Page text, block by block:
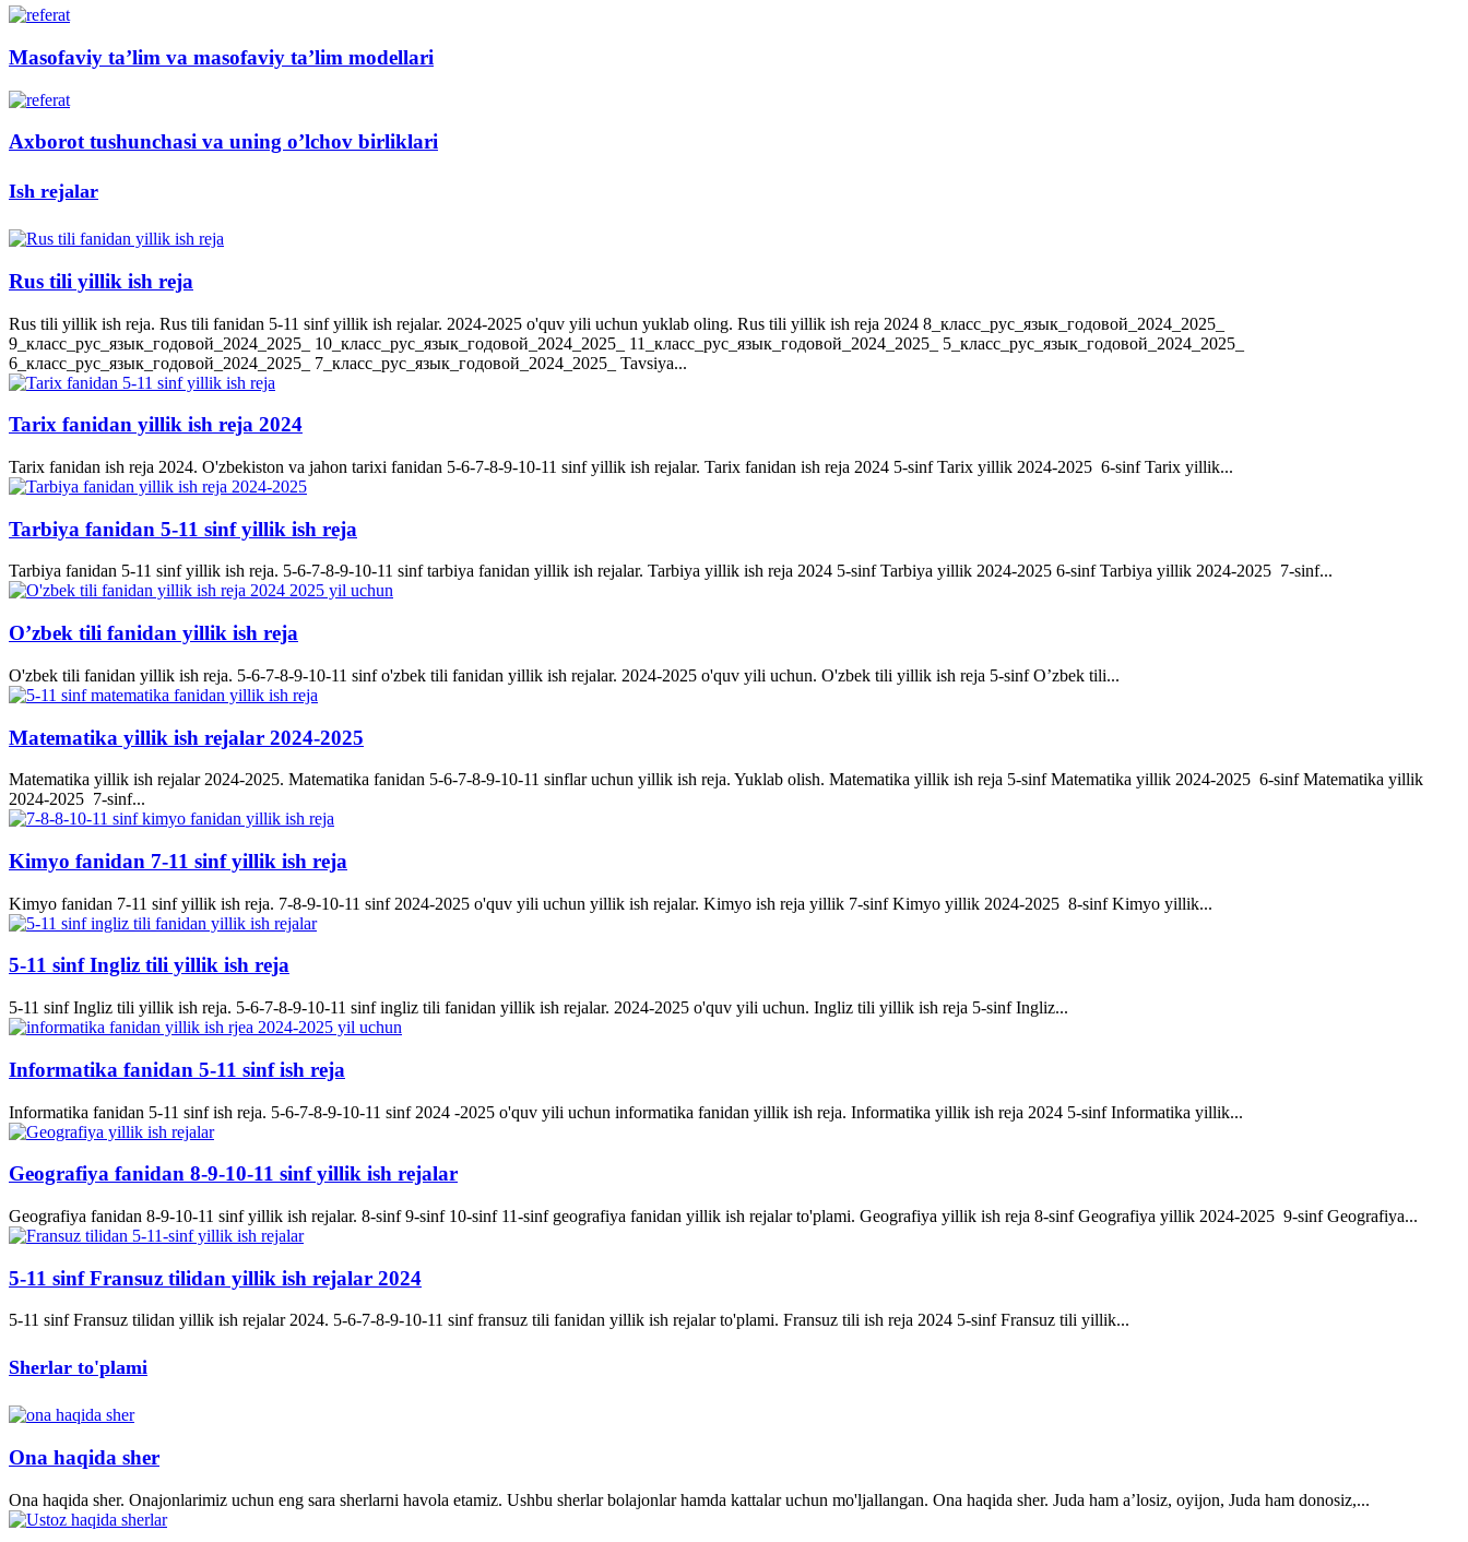
Masofaviy ta’lim va masofaviy ta’lim modellari
Axborot tushunchasi va uning o’lchov birliklari
Ish rejalar
Rus tili yillik ish reja
Rus tili yillik ish reja. Rus tili fanidan 5-11 sinf yillik ish rejalar. 2024-2025 o'quv yili uchun yuklab oling. Rus tili yillik ish reja 2024 8_класс_рус_язык_годовой_2024_2025_
9_класс_рус_язык_годовой_2024_2025_ 10_класс_рус_язык_годовой_2024_2025_ 11_класс_рус_язык_годовой_2024_2025_ 5_класс_рус_язык_годовой_2024_2025_
6_класс_рус_язык_годовой_2024_2025_ 7_класс_рус_язык_годовой_2024_2025_ Tavsiya...
Tarix fanidan yillik ish reja 2024
Tarix fanidan ish reja 2024. O'zbekiston va jahon tarixi fanidan 5-6-7-8-9-10-11 sinf yillik ish rejalar. Tarix fanidan ish reja 2024 5-sinf Tarix yillik 2024-2025 6-sinf Tarix yillik...
Tarbiya fanidan 5-11 sinf yillik ish reja
Tarbiya fanidan 5-11 sinf yillik ish reja. 5-6-7-8-9-10-11 sinf tarbiya fanidan yillik ish rejalar. Tarbiya yillik ish reja 2024 5-sinf Tarbiya yillik 2024-2025 6-sinf Tarbiya yillik 2024-2025 7-sinf...
O’zbek tili fanidan yillik ish reja
O'zbek tili fanidan yillik ish reja. 5-6-7-8-9-10-11 sinf o'zbek tili fanidan yillik ish rejalar. 2024-2025 o'quv yili uchun. O'zbek tili yillik ish reja 5-sinf O’zbek tili...
Matematika yillik ish rejalar 2024-2025
Matematika yillik ish rejalar 2024-2025. Matematika fanidan 5-6-7-8-9-10-11 sinflar uchun yillik ish reja. Yuklab olish. Matematika yillik ish reja 5-sinf Matematika yillik 2024-2025 6-sinf Matematika yillik
2024-2025 7-sinf...
Kimyo fanidan 7-11 sinf yillik ish reja
Kimyo fanidan 7-11 sinf yillik ish reja. 7-8-9-10-11 sinf 2024-2025 o'quv yili uchun yillik ish rejalar. Kimyo ish reja yillik 7-sinf Kimyo yillik 2024-2025 8-sinf Kimyo yillik...
5-11 sinf Ingliz tili yillik ish reja
5-11 sinf Ingliz tili yillik ish reja. 5-6-7-8-9-10-11 sinf ingliz tili fanidan yillik ish rejalar. 2024-2025 o'quv yili uchun. Ingliz tili yillik ish reja 5-sinf Ingliz...
Informatika fanidan 5-11 sinf ish reja
Informatika fanidan 5-11 sinf ish reja. 5-6-7-8-9-10-11 sinf 2024 -2025 o'quv yili uchun informatika fanidan yillik ish reja. Informatika yillik ish reja 2024 5-sinf Informatika yillik...
Geografiya fanidan 8-9-10-11 sinf yillik ish rejalar
Geografiya fanidan 8-9-10-11 sinf yillik ish rejalar. 8-sinf 9-sinf 10-sinf 11-sinf geografiya fanidan yillik ish rejalar to'plami. Geografiya yillik ish reja 8-sinf Geografiya yillik 2024-2025 9-sinf Geografiya...
5-11 sinf Fransuz tilidan yillik ish rejalar 2024
5-11 sinf Fransuz tilidan yillik ish rejalar 2024. 5-6-7-8-9-10-11 sinf fransuz tili fanidan yillik ish rejalar to'plami. Fransuz tili ish reja 2024 5-sinf Fransuz tili yillik...
Sherlar to'plami
Ona haqida sher
Ona haqida sher. Onajonlarimiz uchun eng sara sherlarni havola etamiz. Ushbu sherlar bolajonlar hamda kattalar uchun mo'ljallangan. Ona haqida sher. Juda ham a’losiz, oyijon, Juda ham donosiz,...